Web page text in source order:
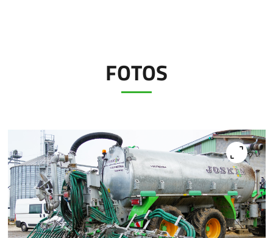
FOTOS